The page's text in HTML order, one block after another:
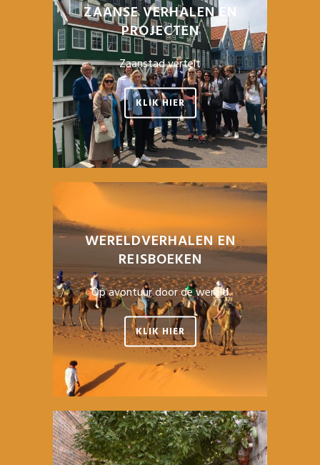
ZAANSE VERHALEN EN
PROJECTEN
Zaanstad vertelt
KLIK HIER
WERELDVERHALEN EN
REISBOEKEN
Op avontuur door de wereld
KLIK HIER